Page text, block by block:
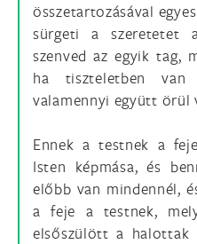
összetartozásával
sürgeti a szeretetet
szenved az egyik tag,
ha tiszteletben
valamennyi együtt örül
Ennek a testnek a
Isten képmása, és
előbb van mindennél,
a feje a testnek,
elsőszülött a halottak